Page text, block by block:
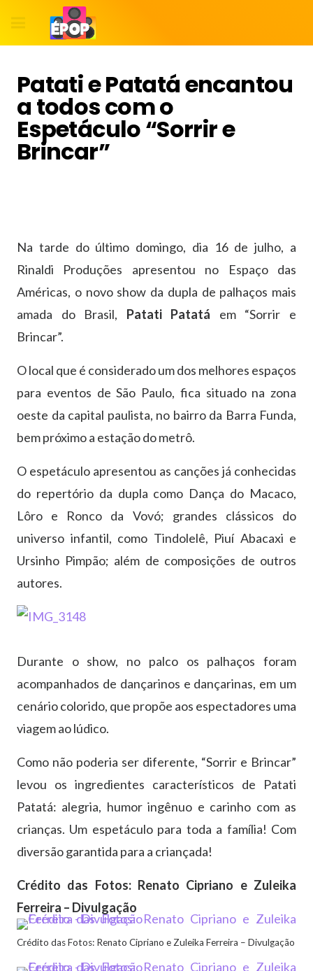
Patati e Patatá encantou
a todos com o
Espetáculo “Sorrir e
Brincar”
Na tarde do último domingo, dia 16 de julho, a
Rinaldi Produções apresentou no Espaço das
Américas, o novo show da dupla de palhaços mais
amada do Brasil, Patati Patatá em “Sorrir e
Brincar”.
O local que é considerado um dos melhores espaços
para eventos de São Paulo, fica situado na zona
oeste da capital paulista, no bairro da Barra Funda,
bem próximo a estação do metrô.
O espetáculo apresentou as canções já conhecidas
do repertório da dupla como Dança do Macaco,
Lôro e Ronco da Vovó; grandes clássicos do
universo infantil, como Tindolelê, Piuí Abacaxi e
Ursinho Pimpão; além de composições de outros
autores.
Durante o show, no palco os palhaços foram
acompanhados de dançarinos e dançarinas, em um
cenário colorido, que propõe aos espectadores uma
viagem ao lúdico.
Como não poderia ser diferente, “Sorrir e Brincar”
levou os ingredientes característicos de Patati
Patatá: alegria, humor ingênuo e carinho com as
crianças. Um espetáculo para toda a família! Com
diversão garantida para a criançada!
Crédito das Fotos: Renato Cipriano e Zuleika
Ferreira – Divulgação
Crédito das Fotos: Renato Cipriano e Zuleika Ferreira – Divulgação